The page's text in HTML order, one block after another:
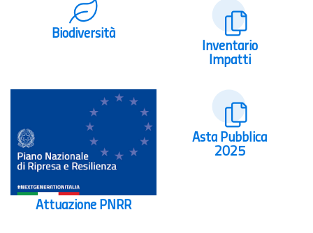
Biodiversità
Inventario
Impatti
Attuazione PNRR
Asta Pubblica
2025